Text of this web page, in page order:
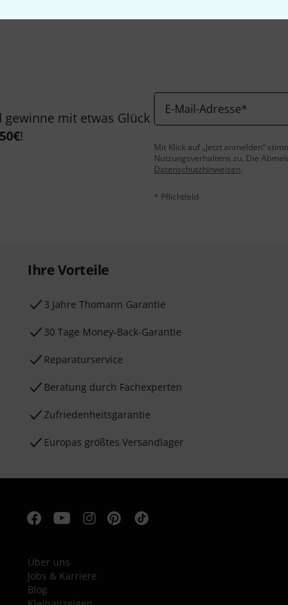
mit etwas Glück
50€!
E-Mail-Adresse*
Mit Klick auf „Jetzt anmelden“
Nutzungsverhaltens zu. Die
Datenschutzhinweisen.
* Pflichtfeld
Ihre Vorteile
3 Jahre Thomann Garantie
30 Tage Money-Back-Garantie
Reparaturservice
Beratung durch Fachexperten
Zufriedenheitsgarantie
Europas größtes Versandlager
Über uns
Jobs & Karriere
Blog